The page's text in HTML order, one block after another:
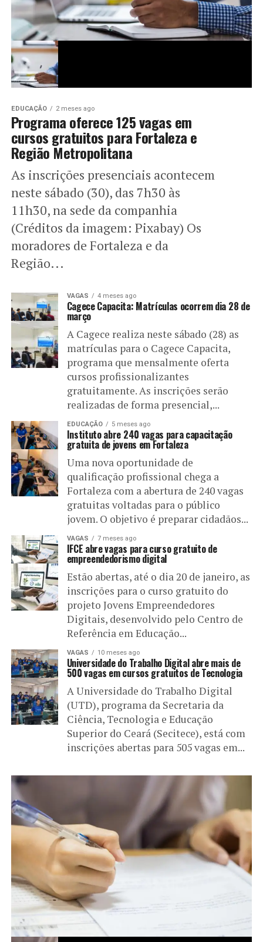
EDUCAÇÃO 2 meses ago
Programa oferece 125 vagas em
cursos gratuitos para Fortaleza e
Região Metropolitana
As inscrições presenciais acontecem
neste sábado (30), das 7h30 às
11h30, na sede da companhia
(Créditos da imagem: Pixabay) Os
moradores de Fortaleza e da
Região...
VAGAS 4 meses ago
Cagece Capacita: Matrículas ocorrem dia 28 de
março
A Cagece realiza neste sábado (28) as
matrículas para o Cagece Capacita,
programa que mensalmente oferta
cursos profissionalizantes
gratuitamente. As inscrições serão
realizadas de forma presencial,...
EDUCAÇÃO 5 meses ago
Instituto abre 240 vagas para capacitação
gratuita de jovens em Fortaleza
Uma nova oportunidade de
qualificação profissional chega a
Fortaleza com a abertura de 240 vagas
gratuitas voltadas para o público
jovem. O objetivo é preparar cidadãos...
VAGAS 7 meses ago
IFCE abre vagas para curso gratuito de
empreendedorismo digital
Estão abertas, até o dia 20 de janeiro, as
inscrições para o curso gratuito do
projeto Jovens Empreendedores
Digitais, desenvolvido pelo Centro de
Referência em Educação...
VAGAS 10 meses ago
Universidade do Trabalho Digital abre mais de
500 vagas em cursos gratuitos de Tecnologia
A Universidade do Trabalho Digital
(UTD), programa da Secretaria da
Ciência, Tecnologia e Educação
Superior do Ceará (Secitece), está com
inscrições abertas para 505 vagas em...